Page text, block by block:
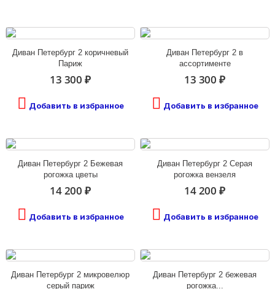
Диван Петербург 2 коричневый
Париж
13 300 ₽
Добавить в избранное
Диван Петербург 2 в
ассортименте
13 300 ₽
Добавить в избранное
Диван Петербург 2 Бежевая
рогожка цветы
14 200 ₽
Добавить в избранное
Диван Петербург 2 Серая
рогожка вензеля
14 200 ₽
Добавить в избранное
Диван Петербург 2 микровелюр
серый париж
Диван Петербург 2 бежевая
рогожка...